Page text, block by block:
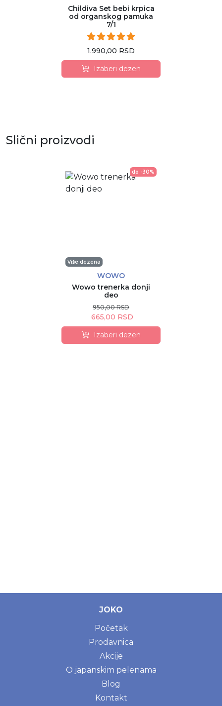
Childiva Set bebi krpica
od organskog pamuka
7/1
1.990,00 RSD
Izaberi dezen
Slični proizvodi
do -30%
Više dezena
WOWO
Wowo trenerka donji
deo
950,00 RSD
665,00 RSD
Izaberi dezen
JOKO
Početak
Prodavnica
Akcije
O japanskim pelenama
Blog
Kontakt